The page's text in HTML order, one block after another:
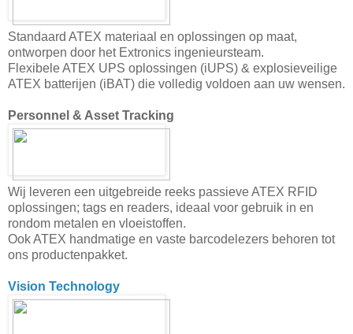
Standaard ATEX materiaal en oplossingen op maat,
ontworpen door het Extronics ingenieursteam.
Flexibele ATEX UPS oplossingen (iUPS) & explosieveilige
ATEX batterijen (iBAT) die volledig voldoen aan uw wensen.
Personnel & Asset Tracking
Wij leveren een uitgebreide reeks passieve ATEX RFID
oplossingen; tags en readers, ideaal voor gebruik in en
rondom metalen en vloeistoffen.
Ook ATEX handmatige en vaste barcodelezers behoren tot
ons productenpakket.
Vision Technology